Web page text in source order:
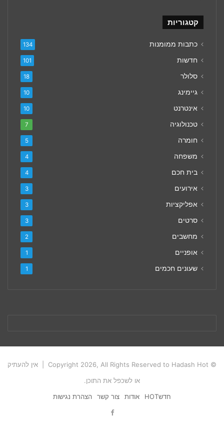
קטגוריות
כתבות ממומנות 134
חדשות 101
סלולר 18
גיימינג 10
אינטרנט 10
טכנולוגיה 7
חומרה 5
משפחה 4
בית חכם 4
אירועים 3
אפליקציות 3
סרטים 3
מחשבים 2
אופניים 1
שעונים חכמים 1
© Copyright 2026, All Rights Reserved to Hadash Hot | אין להעתיק
או לשכפל את התוכן.
חדשHOT
אודות צור קשר
הצהרת נגישות